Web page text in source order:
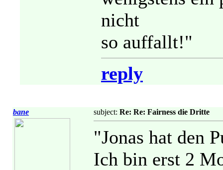
nicht
so auffallt!"
reply
bane subject: Re: Re: Fairness die Dritte
"Jonas hat den
Ich bin erst 2